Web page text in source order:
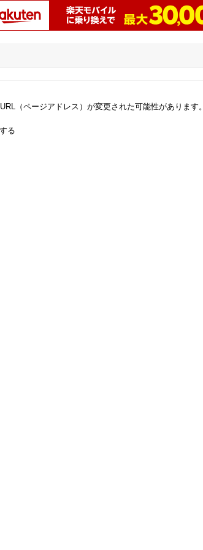
（ページアドレス）が変更された可能性があります。
る